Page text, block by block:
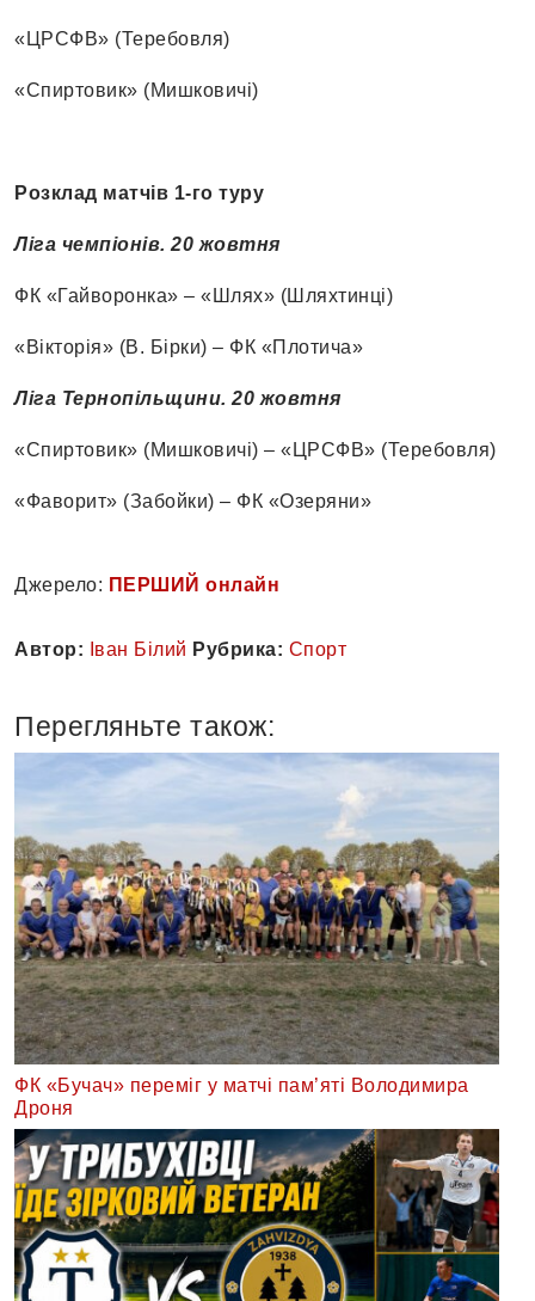
«ЦРСФВ» (Теребовля)
«Спиртовик» (Мишковичі)
Розклад матчів 1-го туру
Ліга чемпіонів. 20 жовтня
ФК «Гайворонка» – «Шлях» (Шляхтинці)
«Вікторія» (В. Бірки) – ФК «Плотича»
Ліга Тернопільщини. 20 жовтня
«Спиртовик» (Мишковичі) – «ЦРСФВ» (Теребовля)
«Фаворит» (Забойки) – ФК «Озеряни»
Джерело: ПЕРШИЙ онлайн
Автор: Іван Білий Рубрика: Спорт
Перегляньте також:
ФК «Бучач» переміг у матчі пам’яті Володимира
Дроня